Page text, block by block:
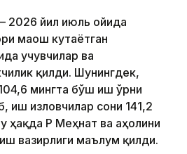
2026 йил июль ойида
маош кутаётган
учувчилар ва
қилди. Шунингдек,
мингта бўш иш ўрни
иш изловчилар сони 141,2
ҳақда ҚР Меҳнат ва аҳолини
вазирлиги маълум қилди.